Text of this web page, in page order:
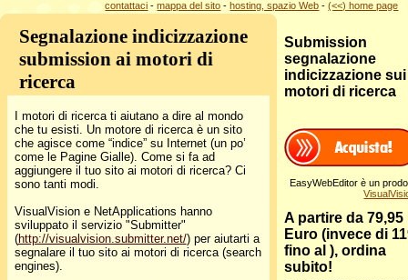
contattaci -mappa del sito -hosting, spazio Web -(<<) home page
Segnalazione indicizzazione
submission ai motori di
ricerca
I motori di ricerca ti aiutano a dire al mondo
che tu esisti. Un motore di ricerca è un sito
che agisce come “indice” su Internet (un po’
come le Pagine Gialle). Come si fa ad
aggiungere il tuo sito ai motori di ricerca? Ci
sono tanti modi.
VisualVision e NetApplications hanno
sviluppato il servizio "Submitter"
(http://visualvision.submitter.net/) per aiutarti a
segnalare il tuo sito ai motori di ricerca (search
engines).
Submission
segnalazione
indicizzazione sui
motori di ricerca
EasyWebEditor è un
A partire da 79,95
Euro (invece di
fino al ), ordina
subito!